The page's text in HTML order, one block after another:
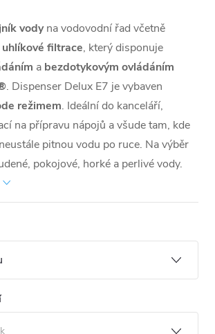
vodyna vodovodní řad včetně
filtrace, který disponuje
a bezdotykovým ovládáním
. Dispenser Delux E7 je vybaven
režimem. Ideální do kanceláří,
na přípravu nápojů a všude tam, kde
pitnou vodu po ruce. Na výběr
pokojové, horké a perlivé vody.